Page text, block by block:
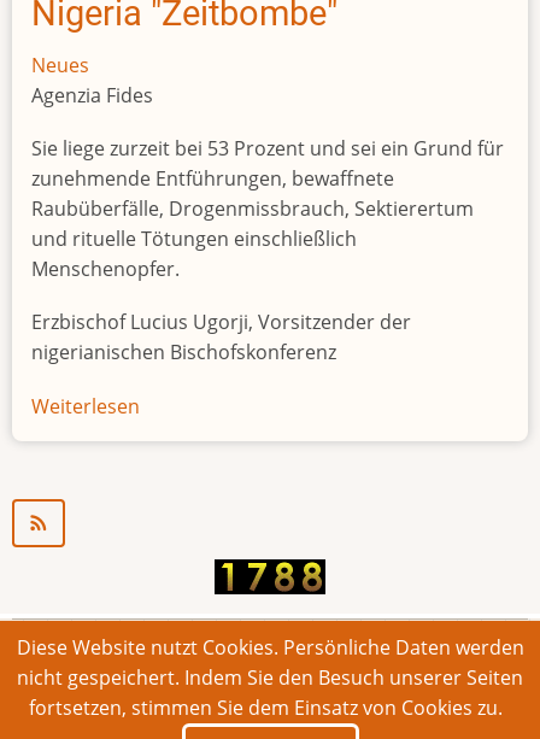
Nigeria "Zeitbombe"
Neues
Agenzia Fides
Sie liege zurzeit bei 53 Prozent und sei ein Grund für
zunehmende Entführungen, bewaffnete
Raubüberfälle, Drogenmissbrauch, Sektierertum
und rituelle Tötungen einschließlich
Menschenopfer.
Erzbischof Lucius Ugorji, Vorsitzender der
nigerianischen Bischofskonferenz
Weiterlesen
Jugendarbeitslosigkeit
© 2026 Bonner Aufruf. Alle Rechte vorbehalten.
Footer
Impressum Kontakt Intern
Diese Website nutzt Cookies. Persönliche Daten werden
nicht gespeichert. Indem Sie den Besuch unserer Seiten
fortsetzen, stimmen Sie dem Einsatz von Cookies zu.